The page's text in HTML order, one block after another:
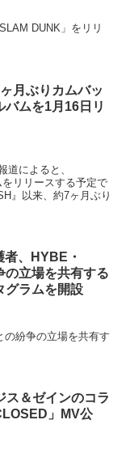
DUNK」をリリ
月ぶりカムバッ
ムを1月16日リ
道によると、
リリースする予定で
』以来、約7ヶ月ぶり
、HYBE・
の立場を共有する
グラムを開設
の紛争の立場を共有す
＆ゼインのコラ
」MV公